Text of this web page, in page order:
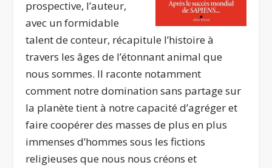
prospective, l’auteur,
avec un formidable
talent de conteur, récapitule l’histoire à
travers les âges de l’étonnant animal que
nous sommes. Il raconte notamment
comment notre domination sans partage sur
la planète tient à notre capacité d’agréger et
faire coopérer des masses de plus en plus
immenses d’hommes sous les fictions
religieuses que nous nous créons et